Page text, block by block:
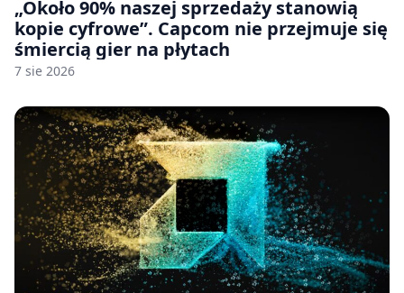
„Około 90% naszej sprzedaży stanowią
kopie cyfrowe”. Capcom nie przejmuje się
śmiercią gier na płytach
7 sie 2026